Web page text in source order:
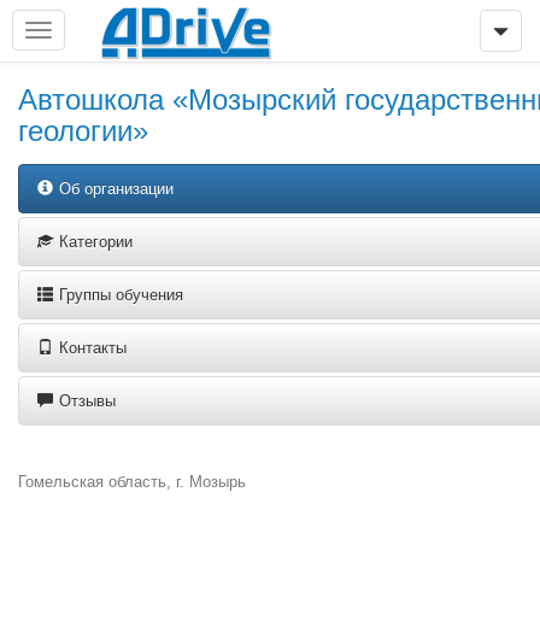
Автошкола «Мозырский
геологии»
Об организации
Категории
Группы обучения
Контакты
Отзывы
Гомельская область, г. Мозырь